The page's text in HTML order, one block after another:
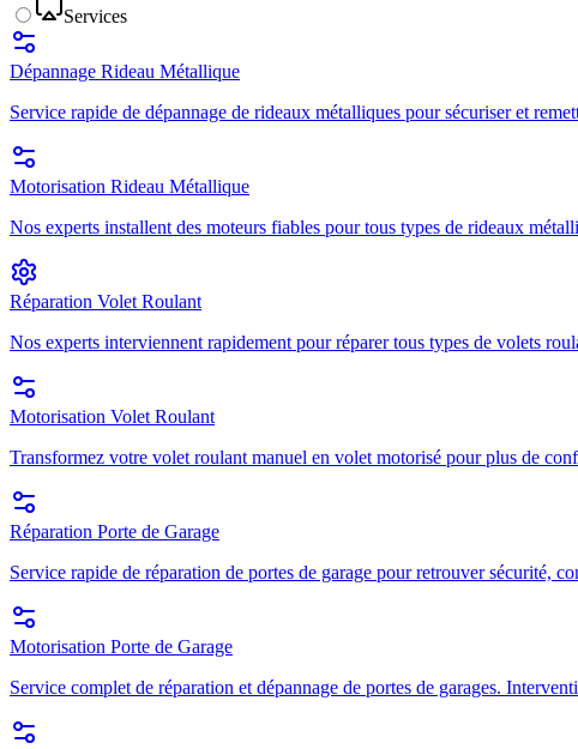
Services
Dépannage Rideau Métallique
Service rapide de dépannage de rideaux métalliques pour sécuriser et
Motorisation Rideau Métallique
Nos experts installent des moteurs fiables pour tous types de rideaux
Réparation Volet Roulant
Nos experts interviennent rapidement pour réparer tous types de volets
Motorisation Volet Roulant
Transformez votre volet roulant manuel en volet motorisé pour plus de
Réparation Porte de Garage
Service rapide de réparation de portes de garage pour retrouver sécurité,
Motorisation Porte de Garage
Service complet de réparation et dépannage de portes de garages.